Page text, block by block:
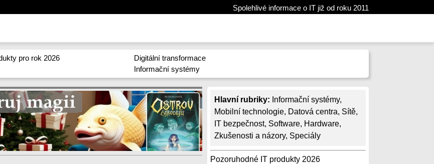
Spolehlivé informace o IT již od roku 2011
pro rok 2026
Digitální transformace
Informační systémy
Hlavní rubriky: Informační systémy,
Mobilní technologie, Datová centra, Sítě,
IT bezpečnost, Software, Hardware,
Zkušenosti a názory, Speciály
Pozoruhodné IT produkty 2026